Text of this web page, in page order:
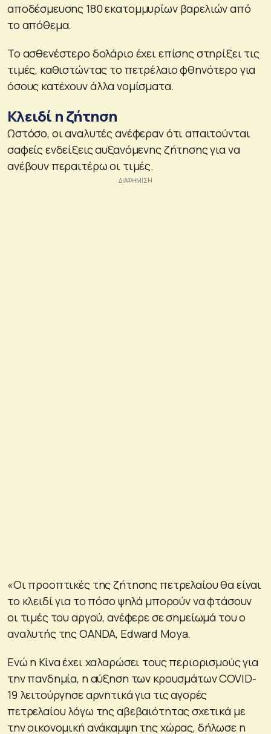
αποδέσμευσης 180 εκατομμυρίων βαρελιών από
το απόθεμα.
Το ασθενέστερο δολάριο έχει επίσης στηρίξει τις
τιμές, καθιστώντας το πετρέλαιο φθηνότερο για
όσους κατέχουν άλλα νομίσματα.
Κλειδί η ζήτηση
Ωστόσο, οι αναλυτές ανέφεραν ότι απαιτούνται
σαφείς ενδείξεις αυξανόμενης ζήτησης για να
ανέβουν περαιτέρω οι τιμές.
«Οι προοπτικές της ζήτησης πετρελαίου θα είναι
το κλειδί για το πόσο ψηλά μπορούν να φτάσουν
οι τιμές του αργού, ανέφερε σε σημείωμά του ο
αναλυτής της OANDA, Edward Moya.
Ενώ η Κίνα έχει χαλαρώσει τους περιορισμούς για
την πανδημία, η αύξηση των κρουσμάτων COVID-
19 λειτούργησε αρνητικά για τις αγορές
πετρελαίου λόγω της αβεβαιότητας σχετικά με
την οικονομική ανάκαμψη της χώρας, δήλωσε η